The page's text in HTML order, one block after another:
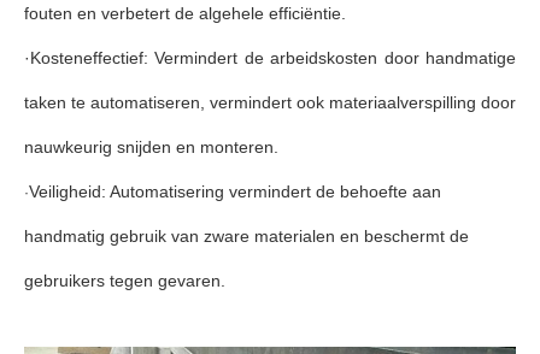
fouten en verbetert de algehele efficiëntie.
·Kosteneffectief: Vermindert de arbeidskosten door handmatige
taken te automatiseren, vermindert ook materiaalverspilling door
nauwkeurig snijden en monteren.
·Veiligheid: Automatisering vermindert de behoefte aan
handmatig gebruik van zware materialen en beschermt de
gebruikers tegen gevaren.